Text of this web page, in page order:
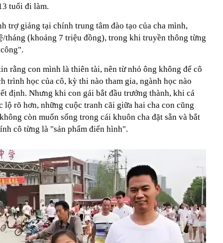
tuổi đi làm.
trợ giảng tại chính trung tâm đào tạo của cha mình,
tháng (khoảng 7 triệu đồng), trong khi truyền thông từng
rằng con mình là thiên tài, nên từ nhỏ ông không để cô
trình học của cô, kỳ thi nào tham gia, ngành học nào
định. Nhưng khi con gái bắt đầu trưởng thành, khi cá
rõ hơn, những cuộc tranh cãi giữa hai cha con cũng
còn muốn sống trong cái khuôn cha đặt sẵn và bắt
cô từng là "sản phẩm điển hình".